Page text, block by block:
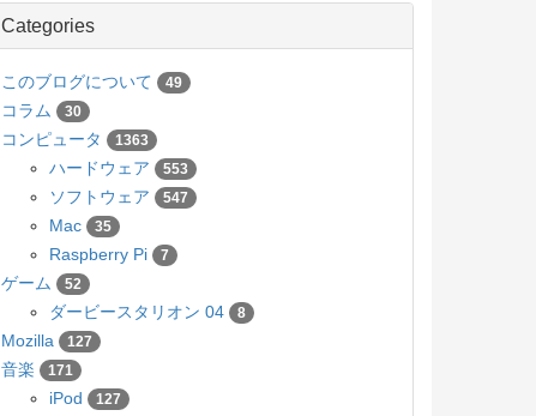
Categories
このブログについて 49
コラム 30
コンピュータ 1363
ハードウェア 553
ソフトウェア 547
Mac 35
Raspberry Pi 7
ゲーム 52
ダービースタリオン 04 8
Mozilla 127
音楽 171
iPod 127